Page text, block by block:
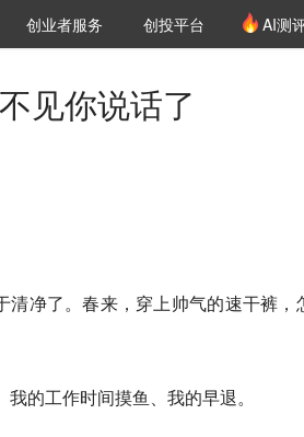
创投氪堂
创业者服务 创投平台 AI测
见你说话了
清净了。春来，穿上帅气的速干裤，
的工作时间摸鱼、我的早退。